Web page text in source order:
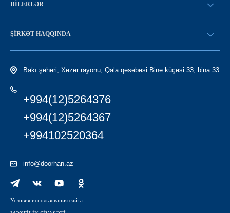
DILERLƏR
SATICI OLMAQ
LC-yə giriş
ŞIRKƏT HAQQINDA
Tariximiz
Bakı şəhəri, Xəzər rayonu, Qala qəsəbəsi Binə küçəsi 33, bina 33
+994(12)5264376
+994(12)5264367
+994102520364
info@doorhan.az
Условия использования сайта